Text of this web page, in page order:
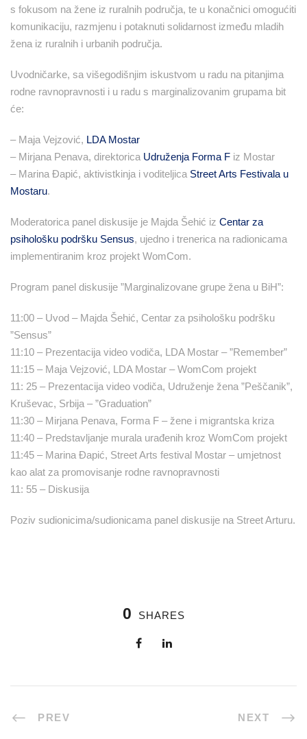
s fokusom na žene iz ruralnih područja, te u konačnici omogućiti
komunikaciju, razmjenu i potaknuti solidarnost između mladih
žena iz ruralnih i urbanih područja.
Uvodničarke, sa višegodišnjim iskustvom u radu na pitanjima
rodne ravnopravnosti i u radu s marginalizovanim grupama bit
će:
– Maja Vejzović, LDA Mostar
– Mirjana Penava, direktorica Udruženja Forma F iz Mostar
– Marina Đapić, aktivistkinja i voditeljica Street Arts Festivala u
Mostaru.
Moderatorica panel diskusije je Majda Šehić iz Centar za
psihološku podršku Sensus, ujedno i trenerica na radionicama
implementiranim kroz projekt WomCom.
Program panel diskusije ”Marginalizovane grupe žena u BiH”:
11:00 – Uvod – Majda Šehić, Centar za psihološku podršku
”Sensus”
11:10 – Prezentacija video vodiča, LDA Mostar – ”Remember”
11:15 – Maja Vejzović, LDA Mostar – WomCom projekt
11: 25 – Prezentacija video vodiča, Udruženje žena ”Peščanik”,
Kruševac, Srbija – ”Graduation”
11:30 – Mirjana Penava, Forma F – žene i migrantska kriza
11:40 – Predstavljanje murala urađenih kroz WomCom projekt
11:45 – Marina Đapić, Street Arts festival Mostar – umjetnost
kao alat za promovisanje rodne ravnopravnosti
11: 55 – Diskusija
Poziv sudionicima/sudionicama panel diskusije na Street Arturu.
0 SHARES
PREV NEXT